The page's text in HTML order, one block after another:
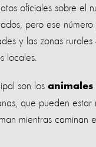
oficiales sobre el
pero ese
y las zonas
locales.
son los animales
que pueden estar
mientras caminan